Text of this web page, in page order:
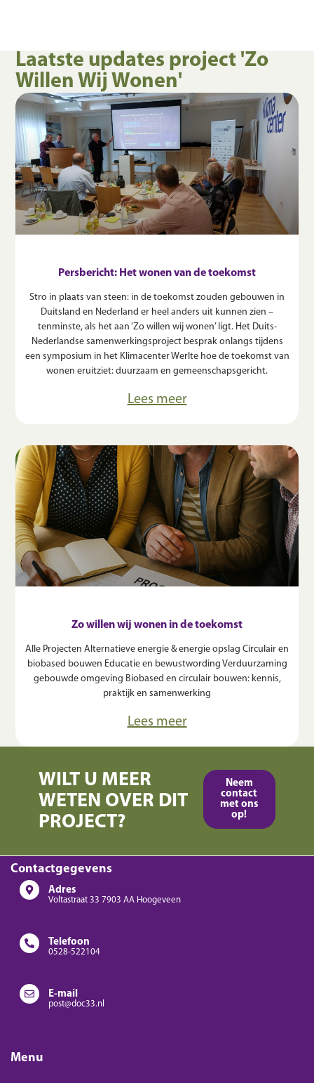
Laatste updates project 'Zo
Willen Wij Wonen'
Persbericht: Het wonen van de toekomst
Stro in plaats van steen: in de toekomst zouden gebouwen in
Duitsland en Nederland er heel anders uit kunnen zien –
tenminste, als het aan ‘Zo willen wij wonen’ ligt. Het Duits-
Nederlandse samenwerkingsproject besprak onlangs tijdens
een symposium in het Klimacenter Werlte hoe de toekomst van
wonen eruitziet: duurzaam en gemeenschapsgericht.
Lees meer
Zo willen wij wonen in de toekomst
Alle Projecten Alternatieve energie & energie opslag Circulair en
biobased bouwen Educatie en bewustwording Verduurzaming
gebouwde omgeving Biobased en circulair bouwen: kennis,
praktijk en samenwerking
Lees meer
WILT U MEER
WETEN OVER DIT
PROJECT?
Neem
contact
met ons
op!
Contactgegevens
Adres
Voltastraat 33 7903 AA Hoogeveen
Telefoon
0528-522104
E-mail
post@doc33.nl
Menu